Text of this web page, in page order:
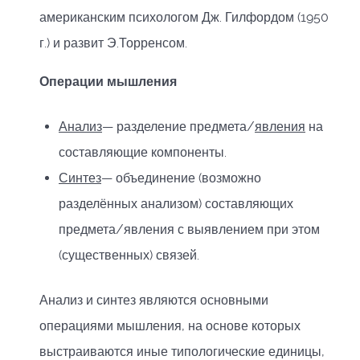
американским психологом Дж. Гилфордом (1950
г.) и развит Э.Торренсом.
Операции мышления
Анализ— разделение предмета/явления на
составляющие компоненты.
Синтез— объединение (возможно
разделённых анализом) составляющих
предмета/явления с выявлением при этом
(существенных) связей.
Анализ и синтез являются основными
операциями мышления, на основе которых
выстраиваются иные типологические единицы,